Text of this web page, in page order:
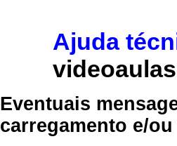
Ajuda
Eventuais
carregamento e/